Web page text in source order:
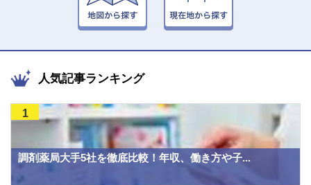
人気記事ランキング
調剤薬局大手5社を徹底比較！年収、働き方や子...
1